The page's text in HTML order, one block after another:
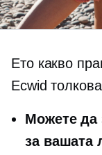
Ето какво
Ecwid
Можете да
за вашата